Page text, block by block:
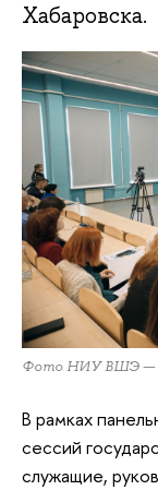
Хабаровска.
Фото НИУ ВШЭ —
В рамках
сессий
служащие,